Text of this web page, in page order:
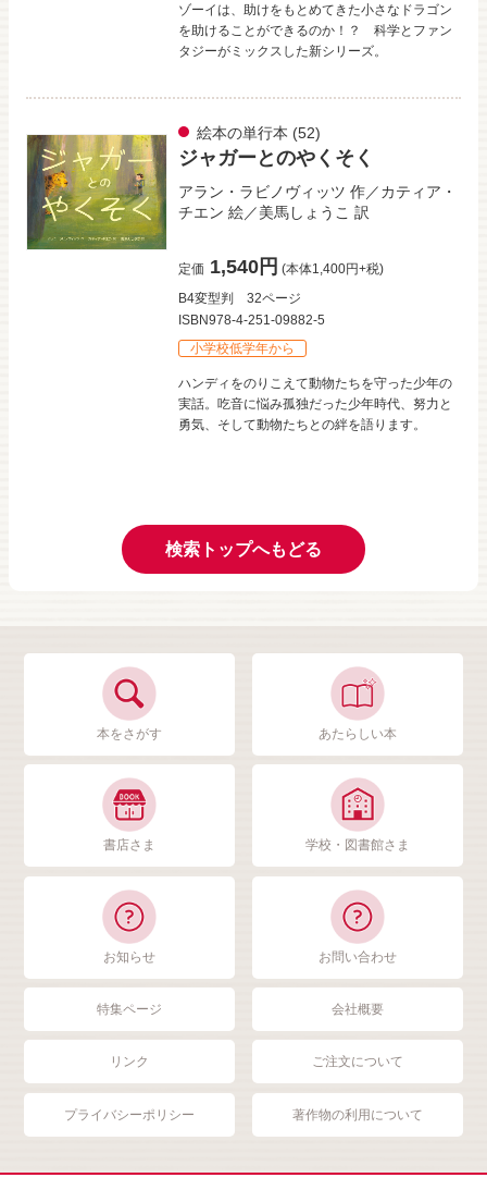
ゾーイは、助けをもとめてきた小さなドラゴン
を助けることができるのか！？ 科学とファン
タジーがミックスした新シリーズ。
絵本の単行本 (52)
ジャガーとのやくそく
アラン・ラビノヴィッツ 作／カティア・
チエン 絵／美馬しょうこ 訳
定価 1,540円 (本体1,400円+税)
B4変型判
32ページ
ISBN978-4-251-09882-5
小学校低学年から
ハンディをのりこえて動物たちを守った少年の
実話。吃音に悩み孤独だった少年時代、努力と
勇気、そして動物たちとの絆を語ります。
検索トップへもどる
本をさがす あたらしい本
書店さま 学校・図書館さま
お知らせ お問い合わせ
特集ページ 会社概要
リンク ご注文について
プライバシーポリシー 著作物の利用について